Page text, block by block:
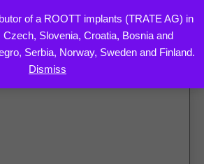
of a ROOTT implants (TRATE AG) in
Czech, Slovenia, Croatia, Bosnia and
Serbia, Norway, Sweden and Finland.
Dismiss